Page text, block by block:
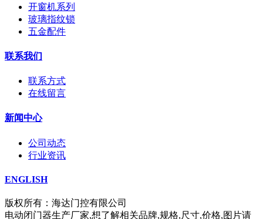
开窗机系列
玻璃指纹锁
五金配件
联系我们
联系方式
在线留言
新闻中心
公司动态
行业资讯
ENGLISH
版权所有：海达门控有限公司
电动闭门器生产厂家,想了解相关品牌,规格,尺寸,价格,图片请